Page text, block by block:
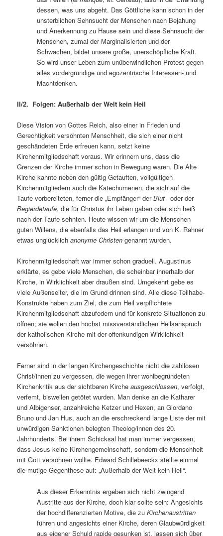
dessen, was uns abgeht. Das Göttliche kann schon in der
unsterblichen Sehnsucht der Menschen nach Bejahung
und Anerkennung zu Hause sein und diese Sehnsucht der
Menschen, zumal der Marginalisierten und der
Schwachen, bildet unsere große, unerschöpfliche Kraft.
So wird unser Leben zum unüberwindlichen Protest gegen
alles vordergründige und egozentrische Interessen- und
Machtdenken.
II/2. Folgen: Außerhalb der Welt kein Heil
Diese Vision von Gottes Reich, also einer in Frieden und
Gerechtigkeit versöhnten Menschheit, die sich einer nicht
geschändeten Erde erfreuen kann, setzt keine
Kirchenmitgliedschaft voraus. Wir erinnern uns, dass die
Grenzen der Kirche immer schon in Bewegung waren. Die Alte
Kirche kannte neben den gültig Getauften, vollgültigen
Kirchenmitgliedern auch die Katechumenen, die sich auf die
Taufe vorbereiteten, ferner die „Empfänger“ derBlut– oder der
Begierdetaufe, die für Christus ihr Leben gaben oder sich heiß
nach der Taufe sehnten. Heute wissen wir um die Menschen
guten Willens, die ebenfalls das Heil erlangen und von K. Rahner
etwas unglücklichanonyme Christen genannt wurden.
Kirchenmitgliedschaft war immer schon graduell. Augustinus
erklärte, es gebe viele Menschen, die scheinbar innerhalb der
Kirche, in Wirklichkeit aber draußen sind. Umgekehrt gebe es
viele Außenseiter, die im Grund drinnen sind. Alle diese Teilhabe-
Konstrukte haben zum Ziel, die zum Heil verpflichtete
Kirchenmitgliedschaft abzufedern und für konkrete Situationen zu
öffnen; sie wollen den höchst missverständlichen Heilsanspruch
der katholischen Kirche mit der offenkundigen Wirklichkeit
versöhnen.
Ferner sind in der langen Kirchengeschichte nicht die zahllosen
Christ/innen zu vergessen, die wegen ihrer wohlbegründeten
Kirchenkritik aus der sichtbaren Kircheausgeschlossen, verfolgt,
verfemt, bisweilen getötet wurden. Man denke an die Katharer
und Albigenser, anzahlreiche Ketzer und Hexen, an Giordano
Bruno und Jan Hus, auch an die erschreckend lange Liste der mit
unwürdigen Sanktionen belegten Theolog/innen des 20.
Jahrhunderts. Bei ihrem Schicksal hat man immer vergessen,
dass Jesus keine Kirchengemeinschaft, sondern die Menschheit
mit Gott versöhnen wollte. Edward Schillebeeckx stellte einmal
die mutige Gegenthese auf: „Außerhalb der Welt kein Heil“.
Aus dieser Erkenntnis ergeben sich nicht zwingend
Austritte aus der Kirche, doch klar sollte sein: Angesichts
der hochdifferenzierten Motive, die zuKirchenaustritten
führen und angesichts einer Kirche, deren Glaubwürdigkeit
aus eigener Schuld rapide gesunken ist, lassen sich über